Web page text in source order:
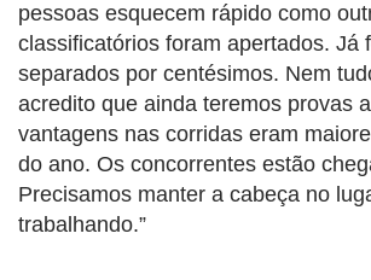
pessoas esquecem rápido como
classificatórios foram apertados. Já
separados por centésimos. Nem
acredito que ainda teremos provas
vantagens nas corridas eram
do ano. Os concorrentes estão
Precisamos manter a cabeça no
trabalhando.”